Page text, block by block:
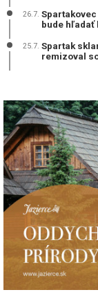
26.7.
bude hľadať
25.7. Spartak
remizoval